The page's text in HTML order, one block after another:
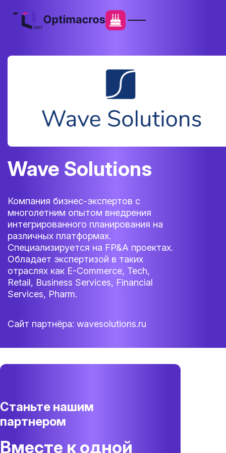
Wave Solutions
Компания бизнес-экспертов с
многолетним опытом внедрения
интегрированного планирования на
различных платформах.
Специализируется на FP&A проектах.
Обладает экспертизой в таких
отраслях как E-Commerce, Tech,
Retail, Business Services, Financial
Services, Pharm.
Сайт партнёра: wavesolutions.ru
Станьте нашим
партнером
Вместе к одной